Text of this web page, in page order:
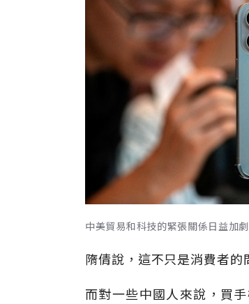
中美貿易和科技的緊張關係日益加
隋倩說，這不只是消費者
而對一些中國人來說，買